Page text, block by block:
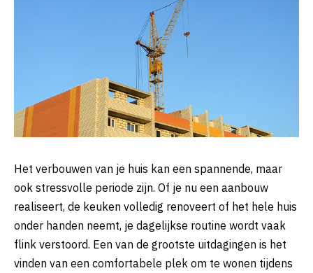
Het verbouwen van je huis kan een spannende, maar
ook stressvolle periode zijn. Of je nu een aanbouw
realiseert, de keuken volledig renoveert of het hele huis
onder handen neemt, je dagelijkse routine wordt vaak
flink verstoord. Een van de grootste uitdagingen is het
vinden van een comfortabele plek om te wonen tijdens